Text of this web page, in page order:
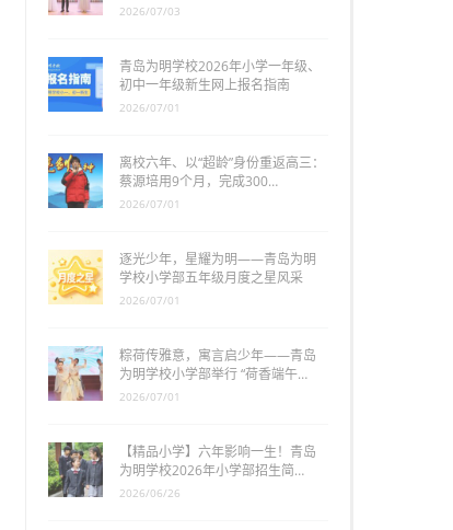
2026/07/03
青岛为明学校2026年小学一年级、
初中一年级新生网上报名指南
2026/07/01
离校六年、以“超龄”身份重返高三：
蔡源培用9个月，完成300…
2026/07/01
逐光少年，星耀为明——青岛为明
学校小学部五年级月度之星风采
2026/07/01
粽荷传雅意，寓言启少年——青岛
为明学校小学部举行 “荷香端午…
2026/07/01
【精品小学】六年影响一生！青岛
为明学校2026年小学部招生简…
2026/06/26